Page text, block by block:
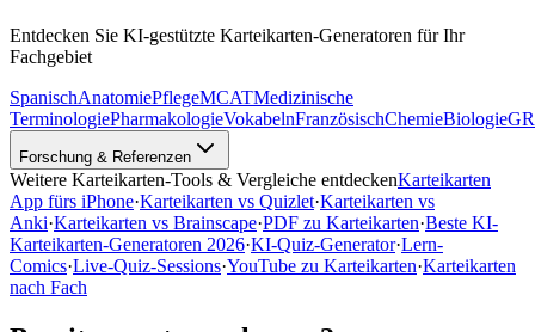
Entdecken Sie KI-gestützte Karteikarten-Generatoren für Ihr
Fachgebiet
SpanischAnatomiePflegeMCATMedizinische
TerminologiePharmakologieVokabelnFranzösischChemieBiologie
Forschung & Referenzen
Weitere Karteikarten-Tools & Vergleiche entdeckenKarteikarten
App fürs iPhone·Karteikarten vs Quizlet·Karteikarten vs
Anki·Karteikarten vs Brainscape·PDF zu Karteikarten·Beste KI-
Karteikarten-Generatoren 2026·KI-Quiz-Generator·Lern-
Comics·Live-Quiz-Sessions·YouTube zu Karteikarten·Karteikarten
nach Fach